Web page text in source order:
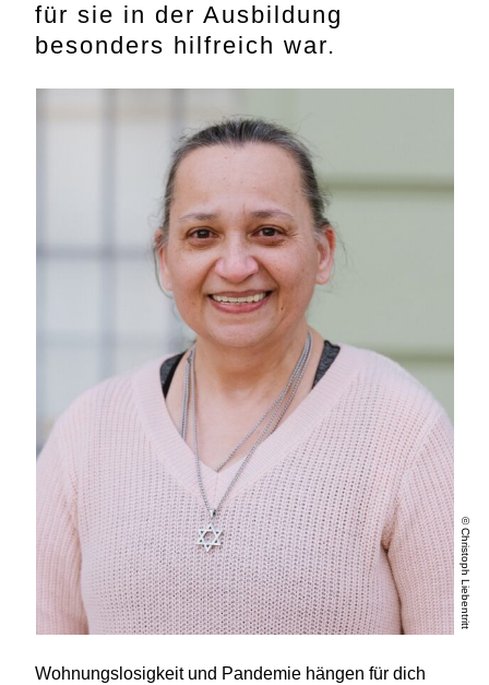
für sie in der Ausbildung
besonders hilfreich war.
© Christoph Liebentritt
Wohnungslosigkeit und Pandemie hängen für dich